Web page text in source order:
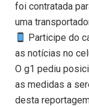
foi contratada
uma
Participe do
as notícias no
O g1 pediu
as medidas a
desta